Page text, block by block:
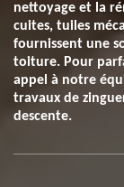
nettoyage et la
cuites, tuiles
fournissent une
toiture. Pour
appel à notre
travaux de
descente.